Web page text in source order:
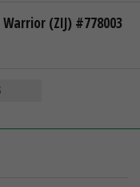
(ZIJ) #778003